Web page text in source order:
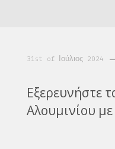
31st of Ιούλιος 2024
Εξερευνήστε
Αλουμινίου